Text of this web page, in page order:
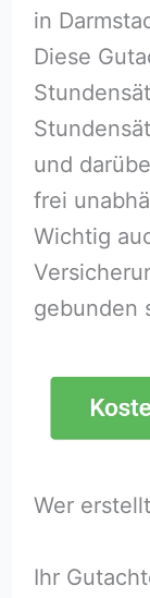
in
Diese
und
frei
Wichtig
gebunden
Wer
Ihr